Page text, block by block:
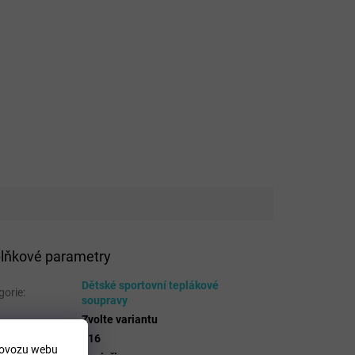
webu
parametry
:
Dětské sportovní teplákové
soupravy
Zvolte variantu
116